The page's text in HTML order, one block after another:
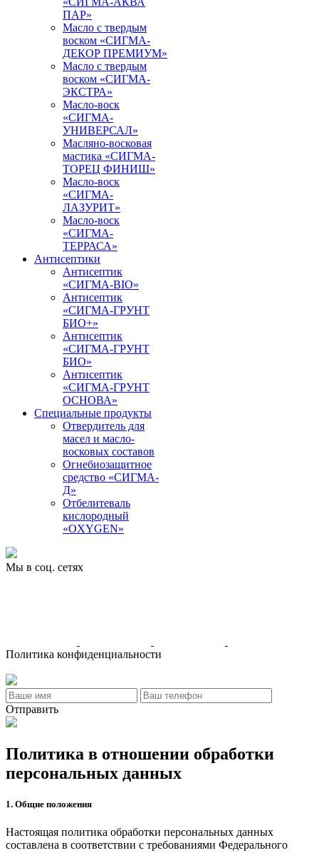
ПАР»
Масло с твердым
воском «СИГМА-
ДЕКОР ПРЕМИУМ»
Масло с твердым
воском «СИГМА-
ЭКСТРА»
Масло-воск
«СИГМА-
УНИВЕРСАЛ»
Масляно-восковая
мастика «СИГМА-
ТОРЕЦ ФИНИШ»
Масло-воск
«СИГМА-
ЛАЗУРИТ»
Масло-воск
«СИГМА-
ТЕРРАСА»
Антисептики
Антисептик
«СИГМА-BIO»
Антисептик
«СИГМА-ГРУНТ
БИО+»
Антисептик
«СИГМА-ГРУНТ
БИО»
Антисептик
«СИГМА-ГРУНТ
ОСНОВА»
Специальные продукты
Отвердитель для
масел и масло-
восковых составов
Огнебиозащитное
средство «СИГМА-
Д»
Отбелитеваль
кислородный
«OXYGEN»
Мы в соц. сетях
Политика конфиденциальности
Отправить
Политика в отношении обработки
персональных данных
1. Общие положения
Настоящая политика обработки персональных данных
составлена в соответствии с требованиями Федерального